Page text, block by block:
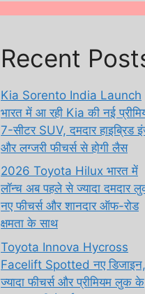
Recent
Kia Sorento India Launch
भारत में आ रही Kia की नई
7-सीटर SUV, दमदार हाइब्रिड
और लग्जरी फीचर्स से होगी लैस
2026 Toyota Hilux भारत में
लॉन्च अब पहले से ज्यादा दमदार
नए फीचर्स और शानदार ऑफ-रोड
क्षमता के साथ
Toyota Innova Hycross
Facelift Spotted नए डिजाइन,
ज्यादा फीचर्स और प्रीमियम लुक के